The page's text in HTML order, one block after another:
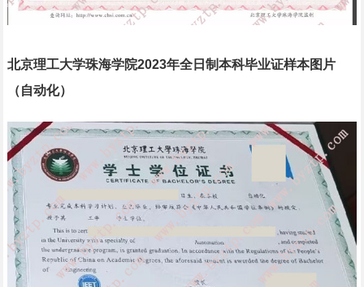
北京理工大学珠海学院2023年全日制本科毕业证样本图片
（自动化）